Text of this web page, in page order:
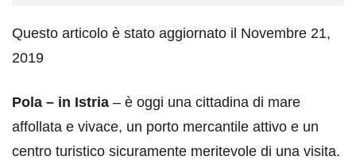
Questo articolo è stato aggiornato il Novembre 21,
2019
Pola – in Istria – è oggi una cittadina di mare
affollata e vivace, un porto mercantile attivo e un
centro turistico sicuramente meritevole di una visita.